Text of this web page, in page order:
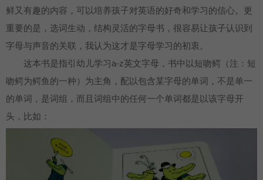
鲜又有趣的内容，可以培养孩子对英语的好奇和学习的信心。更
重要的是，选词生动，结构灵活的字母书，很容易让孩子认识到
字母与声音的关联，我认为这才是字母学习的初衷。
这本书是指引幼儿学习a-z英文字母，书中以短吻鳄（注：短
吻鳄为鳄鱼的一种）为主角，配以包含某字母的单词，不是单一
的单词，是词组，而且词组中的任何一个单词都是以该字母开
头，比如：